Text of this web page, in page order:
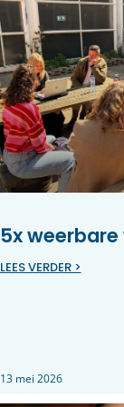
5x weerbare
LEES VERDER >
13 mei 2026